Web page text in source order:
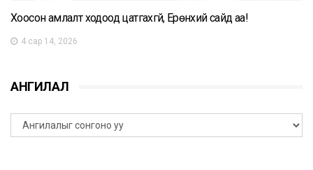
Хоосон амлалт ходоод цатгахгүй, Ерөнхий сайд аа!
4 сар 14, 2026
АНГИЛАЛ